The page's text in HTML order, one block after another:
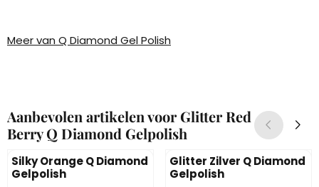
Meer van Q Diamond Gel Polish
Aanbevolen artikelen voorGlitter Red
Berry Q Diamond Gelpolish
Silky Orange Q Diamond
Gelpolish
Glitter Zilver Q Diamond
Gelpolish